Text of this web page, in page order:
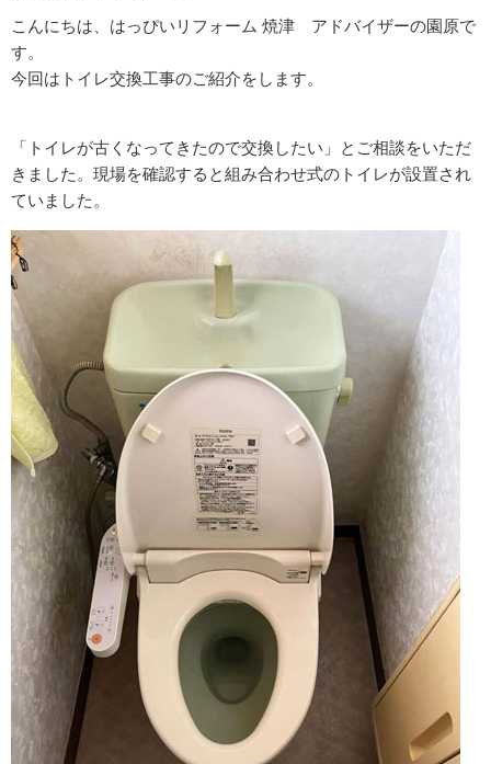
こんにちは、はっぴいリフォーム 焼津 アドバイザーの園原で
す。
今回はトイレ交換工事のご紹介をします。
「トイレが古くなってきたので交換したい」とご相談をいただ
きました。現場を確認すると組み合わせ式のトイレが設置され
ていました。